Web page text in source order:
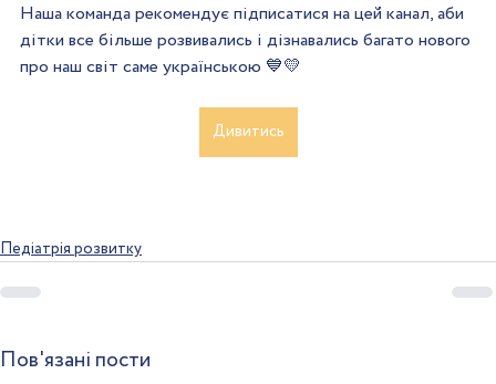
Наша команда рекомендує підписатися на цей канал, аби
дітки все більше розвивались і дізнавались багато нового
про наш світ саме українською 💙💛
Дивитись
Педіатрія розвитку
Пов'язані пости